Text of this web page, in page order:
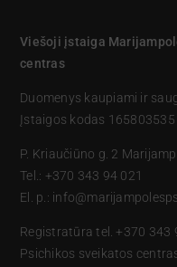
Viešoji įstaiga
centras
Duomenys kaupiami ir
Įstaigos kodas 165803535
P. Kriaučiūno g. 2
Tel.: +370 343 94 021
El. p.:
Registratūra tel. +370 343
Psichikos sveikatos